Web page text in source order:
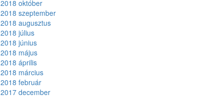
2018 október
2018 szeptember
2018 augusztus
2018 július
2018 június
2018 május
2018 április
2018 március
2018 február
2017 december